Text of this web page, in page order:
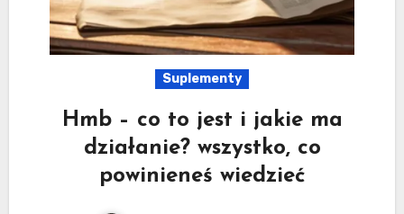
Suplementy
Hmb – co to jest i jakie ma
działanie? wszystko, co
powinieneś wiedzieć